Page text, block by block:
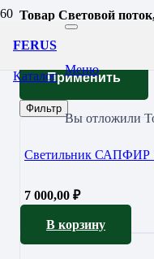
FERUS
Меню
Вы отложили
Каталог
Товар Световой
Применить
Фильтр
Светильник САПФИР
7 000,00 ₽
В корзину